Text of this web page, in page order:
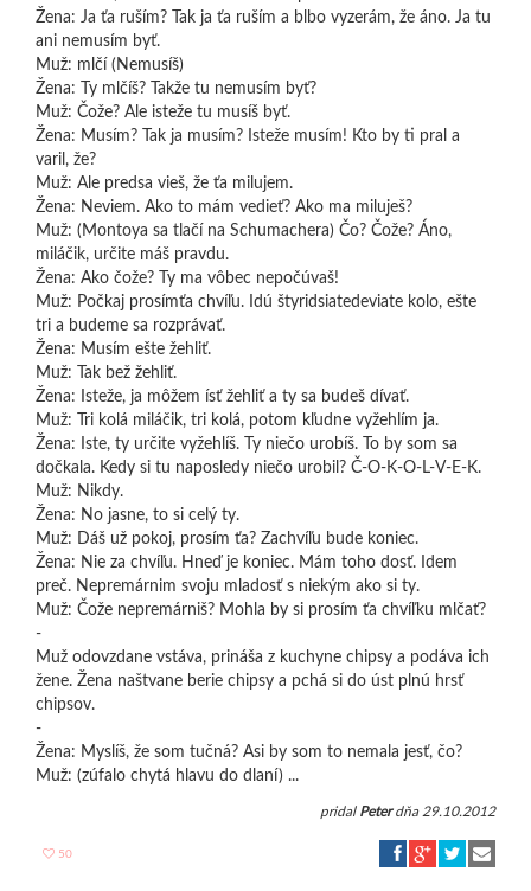
Žena: Ja ťa ruším? Tak ja ťa ruším a blbo vyzerám, že áno. Ja tu
ani nemusím byť.
Muž: mlčí (Nemusíš)
Žena: Ty mlčíš? Takže tu nemusím byť?
Muž: Čože? Ale isteže tu musíš byť.
Žena: Musím? Tak ja musím? Isteže musím! Kto by ti pral a
varil, že?
Muž: Ale predsa vieš, že ťa milujem.
Žena: Neviem. Ako to mám vedieť? Ako ma miluješ?
Muž: (Montoya sa tlačí na Schumachera) Čo? Čože? Áno,
miláčik, určite máš pravdu.
Žena: Ako čože? Ty ma vôbec nepočúvaš!
Muž: Počkaj prosímťa chvíľu. Idú štyridsiatedeviate kolo, ešte
tri a budeme sa rozprávať.
Žena: Musím ešte žehliť.
Muž: Tak bež žehliť.
Žena: Isteže, ja môžem ísť žehliť a ty sa budeš dívať.
Muž: Tri kolá miláčik, tri kolá, potom kľudne vyžehlím ja.
Žena: Iste, ty určite vyžehlíš. Ty niečo urobíš. To by som sa
dočkala. Kedy si tu naposledy niečo urobil? Č-O-K-O-L-V-E-K.
Muž: Nikdy.
Žena: No jasne, to si celý ty.
Muž: Dáš už pokoj, prosím ťa? Zachvíľu bude koniec.
Žena: Nie za chvíľu. Hneď je koniec. Mám toho dosť. Idem
preč. Nepremárnim svoju mladosť s niekým ako si ty.
Muž: Čože nepremárniš? Mohla by si prosím ťa chvíľku mlčať?
-
Muž odovzdane vstáva, prináša z kuchyne chipsy a podáva ich
žene. Žena naštvane berie chipsy a pchá si do úst plnú hrsť
chipsov.
-
Žena: Myslíš, že som tučná? Asi by som to nemala jesť, čo?
Muž: (zúfalo chytá hlavu do dlaní) ...
pridal Peterdňa 29.10.2012
50